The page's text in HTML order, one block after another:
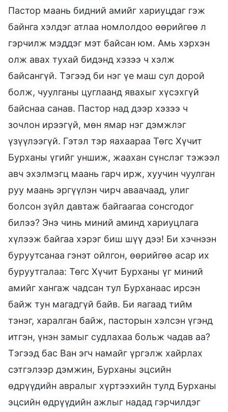
Пастор маань бидний амийг хариуцдаг гэж
байнга хэлдэг атлаа номлолдоо өөрийгөө л
гэрчилж мэддэг мэт байсан юм. Амь хэрхэн
олж авах тухай бидэнд хэзээ ч хэлж
байсангүй. Тэгээд би нэг үе маш сул дорой
болж, чуулганы цуглаанд явахыг хүсэхгүй
байснаа санав. Пастор над дээр хэзээ ч
зочлон ирээгүй, мөн ямар нэг дэмжлэг
үзүүлээгүй. Гэтэл тэр яахаараа Төгс Хүчит
Бурханы үгийг уншиж, жаахан сүнслэг тэжээл
авч эхэлмэгц маань гарч ирж, хуучин чуулган
руу маань эргүүлэн чирч аваачаад, улиг
болсон зүйл давтаж байгаагаа сонсгодог
билээ? Энэ чинь миний аминд хариуцлага
хүлээж байгаа хэрэг биш шүү дээ! Би хэчнээн
буруутсанаа гэнэт ойлгон, өөрийгөө асар их
буруутгалаа: Төгс Хүчит Бурханы үг миний
амийг хангаж чадсан тул Бурханаас ирсэн
байж тун магадгүй байв. Би яагаад тийм
тэнэг, харалган байж, пасторын хэлсэн үгэнд
итгэн, үнэн замыг судлахаа больж чадав аа?
Тэгээд бас Ван эгч намайг үргэлж хайрлах
сэтгэлээр дэмжин, Бурханы эцсийн
өдрүүдийн авралыг хүртээхийн тулд Бурханы
эцсийн өдрүүдийн ажлыг надад гэрчилдэг